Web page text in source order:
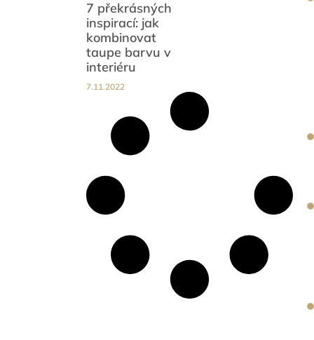
7 překrásných
inspirací: jak
kombinovat
taupe barvu v
interiéru
7.11.2022